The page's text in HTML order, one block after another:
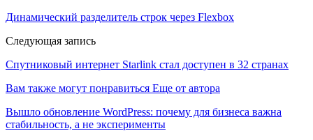
Динамический разделитель строк через Flexbox
Следующая запись
Спутниковый интернет Starlink стал доступен в 32 странах
Вам также могут понравиться Еще от автора
Вышло обновление WordPress: почему для бизнеса важна
стабильность, а не эксперименты